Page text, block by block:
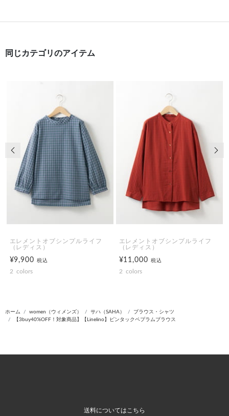
同じカテゴリのアイテム
エレメントオブシンプルライフ
（レディス）
¥9,900税込
2 colors
エレメントオブシンプルライフ
（レディス）
¥11,000税込
2 colors
前の画像
ホーム women（ウィメンズ） サハ（SAHA）
ブラウス・シャツ
【3buy40%OFF！対象商品】【Linelino】ピンタックペプラムブラウス
送料についてはこちら